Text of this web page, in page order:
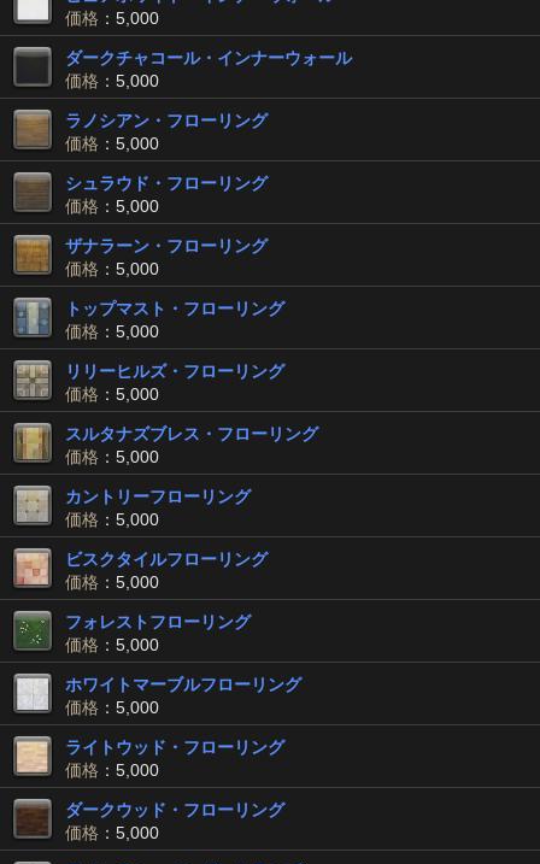
価格 ：5,000
ダークチャコール・インナーウォール
価格 ：5,000
ラノシアン・フローリング
価格 ：5,000
シュラウド・フローリング
価格 ：5,000
ザナラーン・フローリング
価格 ：5,000
トップマスト・フローリング
価格 ：5,000
リリーヒルズ・フローリング
価格 ：5,000
スルタナズブレス・フローリング
価格 ：5,000
カントリーフローリング
価格 ：5,000
ビスクタイルフローリング
価格 ：5,000
フォレストフローリング
価格 ：5,000
ホワイトマーブルフローリング
価格 ：5,000
ライトウッド・フローリング
価格 ：5,000
ダークウッド・フローリング
価格 ：5,000